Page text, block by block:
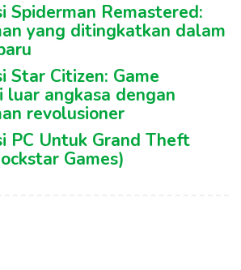
Spiderman Remastered:
yang ditingkatkan dalam
Star Citizen: Game
luar angkasa dengan
revolusioner
PC Untuk Grand Theft
Games)